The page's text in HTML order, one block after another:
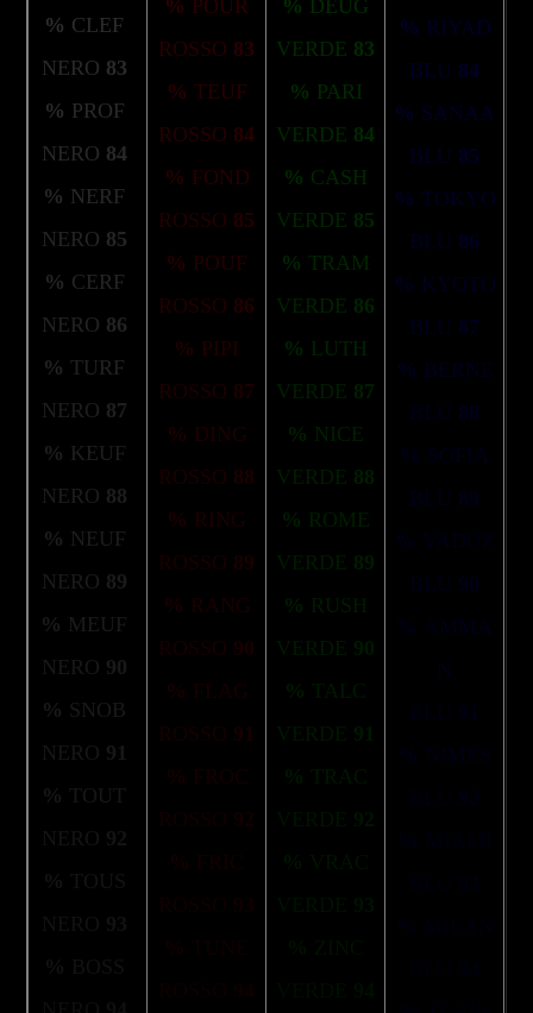
% CLEF
NERO 83
% PROF
NERO 84
% NERF
NERO 85
% CERF
NERO 86
% TURF
NERO 87
% KEUF
NERO 88
% NEUF
NERO 89
% MEUF
NERO 90
% SNOB
% POUR
ROSSO 83
% TEUF
ROSSO 84
% FOND
ROSSO 85
% POUF
ROSSO 86
% PIPI
ROSSO 87
% DING
ROSSO 88
% RING
ROSSO 89
% RANG
ROSSO 90
% FLAG
% DEUG
VERDE 83
% PARI
VERDE 84
% CASH
VERDE 85
% TRAM
VERDE 86
% LUTH
VERDE 87
% NICE
VERDE 88
% ROME
VERDE 89
% RUSH
VERDE 90
% TALC
% RIYAD
BLU 84
% SANAA
BLU 85
% TOKYO
BLU 86
% KYOTO
BLU 87
% BERNE
BLU 88
% SOFIA
BLU 89
% VADUZ
BLU 90
%
AMMA
N